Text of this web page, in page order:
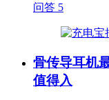
问答 5
骨传导耳机
值得入